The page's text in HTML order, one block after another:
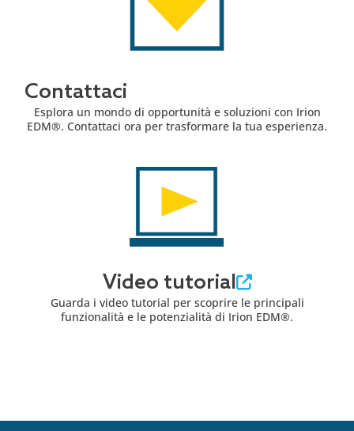
Contattaci
Esplora un mondo di opportunità e soluzioni con Irion
EDM®. Contattaci ora per trasformare la tua esperienza.
Video tutorial
Guarda i video tutorial per scoprire le principali
funzionalità e le potenzialità di Irion EDM®.